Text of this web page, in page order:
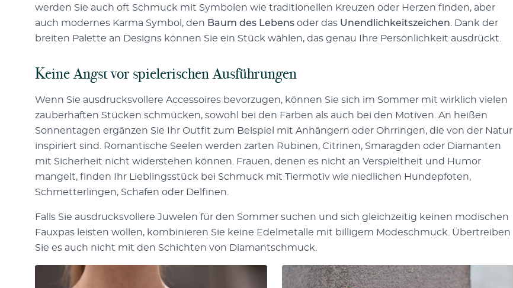
werden Sie auch oft Schmuck mit Symbolen wie traditionellen Kreuzen oder Herzen finden, aber
auch modernes Karma Symbol, den Baum des Lebens oder das Unendlichkeitszeichen . Dank der
breiten Palette an Designs können Sie ein Stück wählen, das genau Ihre Persönlichkeit ausdrückt.
Keine Angst vor spielerischen Ausführungen
Wenn Sie ausdrucksvollere Accessoires bevorzugen, können Sie sich im Sommer mit wirklich vielen
zauberhaften Stücken schmücken, sowohl bei den Farben als auch bei den Motiven. An heißen
Sonnentagen ergänzen Sie Ihr Outfit zum Beispiel mit Anhängern oder Ohrringen, die von der Natur
inspiriert sind. Romantische Seelen werden zarten Rubinen, Citrinen, Smaragden oder Diamanten
mit Sicherheit nicht widerstehen können. Frauen, denen es nicht an Verspieltheit und Humor
mangelt, finden Ihr Lieblingsstück bei Schmuck mit Tiermotiv wie niedlichen Hundepfoten,
Schmetterlingen, Schafen oder Delfinen.
Falls Sie ausdrucksvollere Juwelen für den Sommer suchen und sich gleichzeitig keinen modischen
Fauxpas leisten wollen, kombinieren Sie keine Edelmetalle mit billigem Modeschmuck. Übertreiben
Sie es auch nicht mit den Schichten von Diamantschmuck.